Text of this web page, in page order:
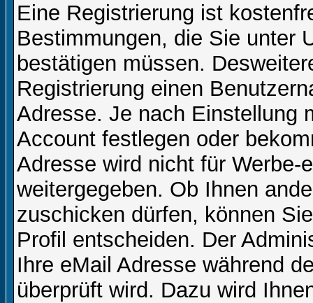
Eine Registrierung ist
Bestimmungen, die Sie unter
bestätigen müssen.
Registrierung einen
Adresse. Je nach Einstellung
Account festlegen oder
Adresse wird nicht für
weitergegeben. Ob Ihnen
zuschicken dürfen, können
Profil entscheiden. Der
Ihre eMail Adresse während
überprüft wird. Dazu wird